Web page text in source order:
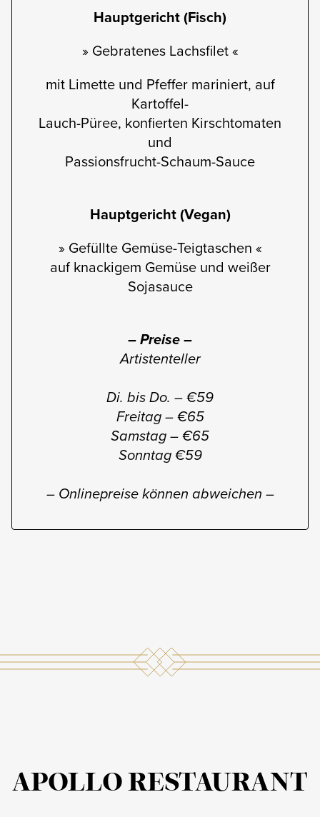
Hauptgericht (Fisch)
» Gebratenes Lachsfilet «
mit Limette und Pfeffer mariniert, auf
Kartoffel-
Lauch-Püree, konfierten Kirschtomaten
und
Passionsfrucht-Schaum-Sauce
Hauptgericht (Vegan)
» Gefüllte Gemüse-Teigtaschen «
auf knackigem Gemüse und weißer
Sojasauce
– Preise –
Artistenteller
Di. bis Do. – €59
Freitag – €65
Samstag – €65
Sonntag €59
– Onlinepreise können abweichen –
APOLLO RESTAURANT